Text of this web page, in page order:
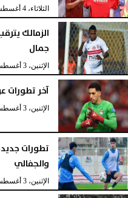
الثلاثاء، 4 أغسطس 2026
الزمالك
جمال
الإثنين، 3 أغسطس 2026
آخر تطورات
الإثنين، 3 أغسطس 2026
تطورات
والجفالي
الإثنين، 3 أغسطس 2026